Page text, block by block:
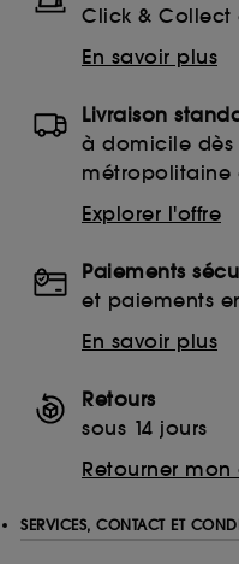
Click & Collect
En savoir plus
Livraison
à domicile dès
métropolitaine
Explorer l'offre
Paiements
et paiements
En savoir plus
Retours
sous 14 jours
Retourner mon
SERVICES, CONTACT ET